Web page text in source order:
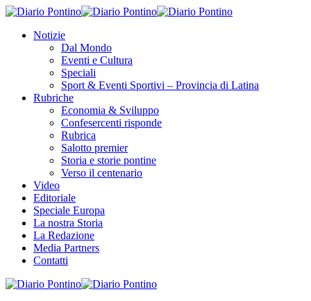
Notizie
Dal Mondo
Eventi e Cultura
Speciali
Sport & Eventi Sportivi – Provincia di Latina
Rubriche
Economia & Sviluppo
Confesercenti risponde
Rubrica
Salotto premier
Storia e storie pontine
Verso il centenario
Video
Editoriale
Speciale Europa
La nostra Storia
La Redazione
Media Partners
Contatti